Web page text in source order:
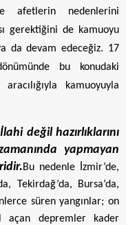
afetlerin nedenlerini
gerektiğini de kamuoyu
da devam edeceğiz. 17
bu konudaki
kamuoyuyla
değil hazırlıklarını
yapmayan
Bu nedenle İzmir’de,
Tekirdağ’da, Bursa’da,
süren yangınlar; on
açan depremler kader